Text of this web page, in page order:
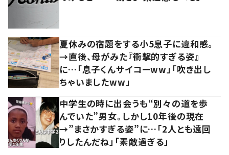
夏休みの宿題をする小5息子に違和感。
→直後、母がみた『衝撃的すぎる姿』
に…「息子くんサイコーww」「吹き出し
ちゃいましたww」
中学生の時に出会うも“別々の道を歩
んでいた”男女。しかし10年後の現在
→”まさかすぎる姿”に…「2人とも遠回
りしたんだね」「素敵過ぎる」